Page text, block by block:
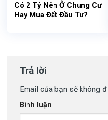
Có 2 Tỷ Nên Ở Chung Cư
Hay Mua Đất Đầu Tư?
Trả lời
Email của bạn sẽ không
Bình luận